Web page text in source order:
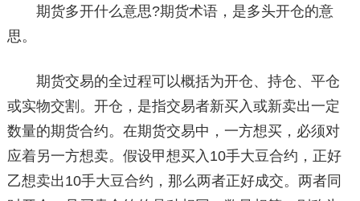
期货多开什么意思?期货术语，是多头开仓的意
思。
期货交易的全过程可以概括为开仓、持仓、平仓
或实物交割。开仓，是指交易者新买入或新卖出一定
数量的期货合约。在期货交易中，一方想买，必须对
应着另一方想卖。假设甲想买入10手大豆合约，正好
乙想卖出10手大豆合约，那么两者正好成交。两者同